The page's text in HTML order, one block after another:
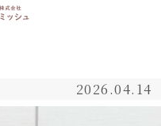
2026.04.14